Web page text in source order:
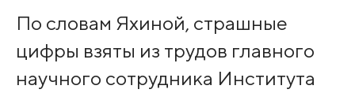
По словам Яхиной, страшные
цифры взяты из трудов главного
научного сотрудника Института